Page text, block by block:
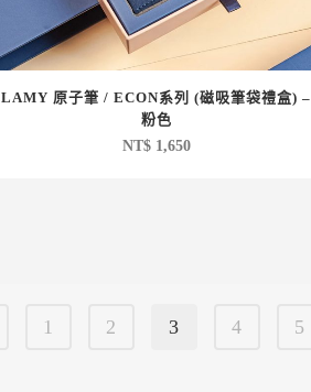
LAMY 原子筆 / ECON系列 (磁吸筆袋禮盒) –
粉色
NT$1,650
1 2 3 4 5